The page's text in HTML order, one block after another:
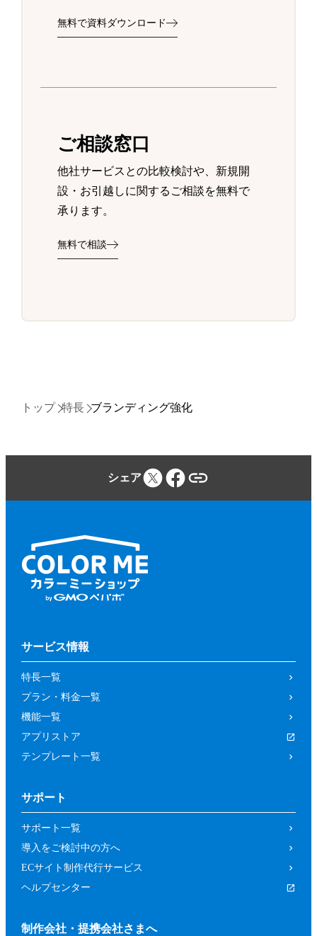
無料で資料ダウンロード
ご相談窓口
他社サービスとの比較検討や、新規開
設・お引越しに関するご相談を無料で
承ります。
無料で相談
トップ 特長 ブランディング強化
シェア
サービス情報
特長一覧
プラン・料金一覧
機能一覧
アプリストア
テンプレート一覧
サポート
サポート一覧
導入をご検討中の方へ
ECサイト制作代行サービス
ヘルプセンター
制作会社・提携会社さまへ